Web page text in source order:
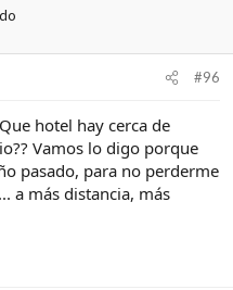
#96
hotel hay cerca de
Vamos lo digo porque
pasado, para no perderme
a más distancia, más